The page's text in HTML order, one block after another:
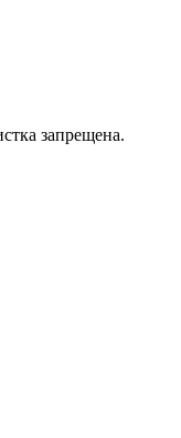
запрещена.